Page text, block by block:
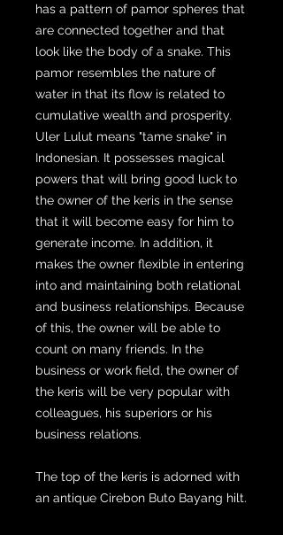
has a pattern of pamor spheres that
are connected together and that
look like the body of a snake. This
pamor resembles the nature of
water in that its flow is related to
cumulative wealth and prosperity.
Uler Lulut means "tame snake" in
Indonesian. It possesses magical
powers that will bring good luck to
the owner of the keris in the sense
that it will become easy for him to
generate income. In addition, it
makes the owner flexible in entering
into and maintaining both relational
and business relationships. Because
of this, the owner will be able to
count on many friends. In the
business or work field, the owner of
the keris will be very popular with
colleagues, his superiors or his
business relations.
The top of the keris is adorned with
an antique Cirebon Buto Bayang hilt.